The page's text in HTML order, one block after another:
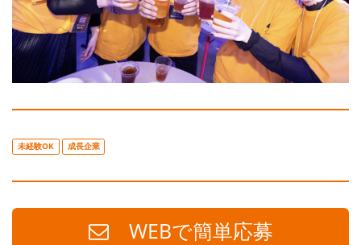
未経験OK 成長企業
WEBで簡単応募